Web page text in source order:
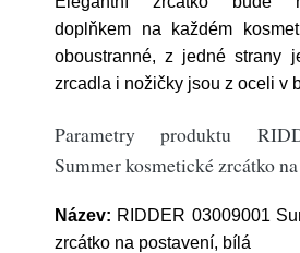
doplňkem na každém
oboustranné, z jedné strany
zrcadla i nožičky jsou z oceli v
Parametry produktu
Summer kosmetické zrcátko
Název: RIDDER 03009001
zrcátko na postavení, bílá